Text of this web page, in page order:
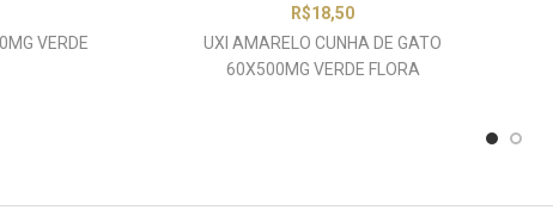
VERDE
R$18,50
UXI AMARELO CUNHA DE GATO
60X500MG VERDE FLORA